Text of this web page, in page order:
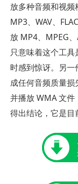
放多种音频和视频
MP3、WAV、
放 MP4、MPEG
只意味着这个工
时感到惊讶。另
成任何音频质量
并播放 WMA 文
得出结论，它是目